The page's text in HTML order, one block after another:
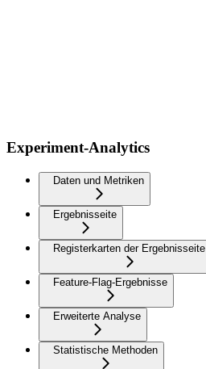
Experiment-Analytics
Daten und Metriken
Ergebnisseite
Registerkarten der Ergebnisseite
Feature-Flag-Ergebnisse
Erweiterte Analyse
Statistische Methoden